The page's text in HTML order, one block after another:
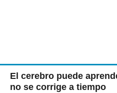
El cerebro puede
no se corrige a tiempo